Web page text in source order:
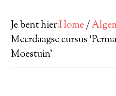
Je bent hier:Home/
Meerdaagse cursus
Moestuin’